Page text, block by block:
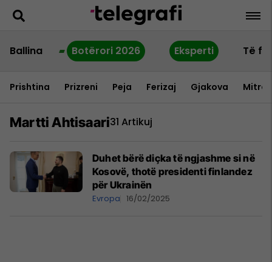
Ballina Botërori 2026 Eksperti Të
Prishtina Prizreni Peja Ferizaj Gjakova
Martti Ahtisaari31 Artikuj
Duhet bërë diçka të ngjashme si në
Kosovë, thotë presidenti finlandez
për Ukrainën
Evropa 16/02/2025